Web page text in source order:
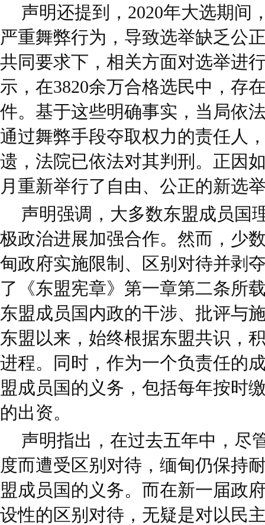
声明还提到，2020年大选期间
严重舞弊行为，导致选举缺乏公
共同要求下，相关方面对选举进
示，在3820余万合格选民中，存
件。基于这些明确事实，当局依
通过舞弊手段夺取权力的责任人
遗，法院已依法对其判刑。正因
月重新举行了自由、公正的新选
声明强调，大多数东盟成员国
极政治进展加强合作。然而，少
甸政府实施限制、区别对待并剥
了《东盟宪章》第一章第二条所
东盟成员国内政的干涉、批评与
东盟以来，始终根据东盟共识，
进程。同时，作为一个负责任的
盟成员国的义务，包括每年按时
的出资。
声明指出，在过去五年中，尽
度而遭受区别对待，缅甸仍保持
盟成员国的义务。而在新一届政
设性的区别对待，无疑是对以民